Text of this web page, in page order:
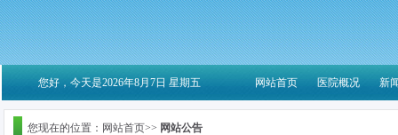
您好，今天是2026年8月7日 星期五 新
医院概况
网站首页
您现在的位置：网站首页>> 网站公告